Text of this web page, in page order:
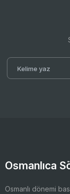
Osmanlıca
Osmanlı dönemi